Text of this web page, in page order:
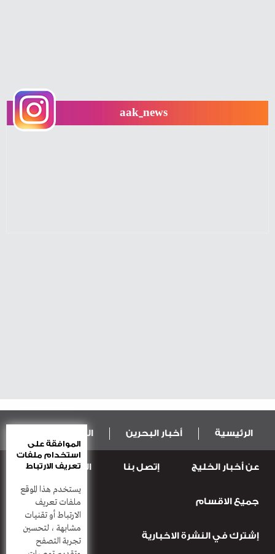
aak_news
الرئيسية أخبار البحرين المال و الاقتصاد
عربية ودولية الرياضة
قضـايــا وحـــوادث أعمدة
عن أخبار الخليج إتصل بنا المطبعة
جميع الاقسام
إشترك في النشرة الاخبارية
الموافقة على
استخدام ملفات
تعريف الارتباط
يستخدم هذا الموقع
ملفات تعريف
الارتباط أو تقنيات
مشابهة ، لتحسين
تجربة التصفح